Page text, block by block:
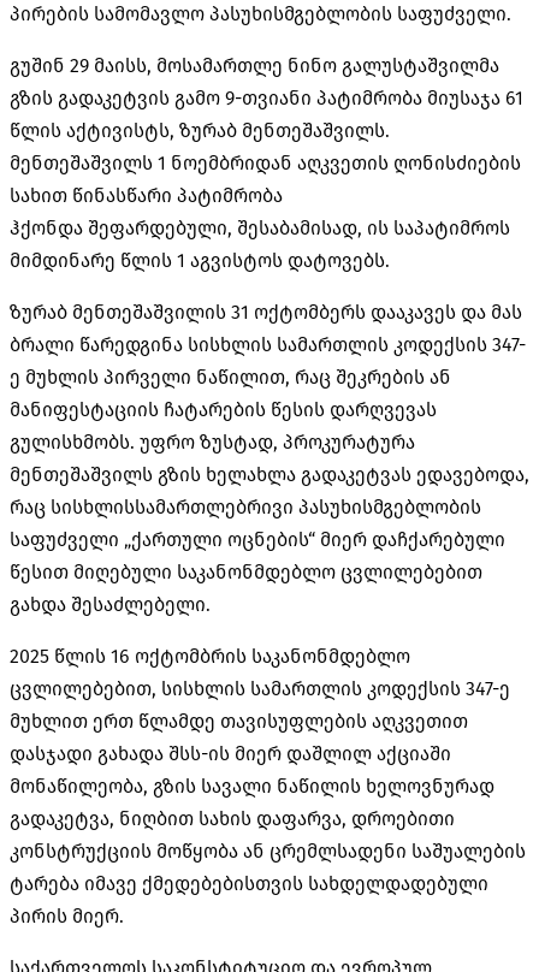
პირების სამომავლო პასუხისმგებლობის საფუძველი.
გუშინ 29 მაისს, მოსამართლე ნინო გალუსტაშვილმა
გზის გადაკეტვის გამო 9-თვიანი პატიმრობა მიუსაჯა 61
წლის აქტივისტს, ზურაბ მენთეშაშვილს.
მენთეშაშვილს 1 ნოემბრიდან აღკვეთის ღონისძიების
სახით წინასწარი პატიმრობა
ჰქონდა შეფარდებული, შესაბამისად, ის საპატიმროს
მიმდინარე წლის 1 აგვისტოს დატოვებს.
ზურაბ მენთეშაშვილის 31 ოქტომბერს დააკავეს და მას
ბრალი წარედგინა სისხლის სამართლის კოდექსის 347-
ე მუხლის პირველი ნაწილით, რაც შეკრების ან
მანიფესტაციის ჩატარების წესის დარღვევას
გულისხმობს. უფრო ზუსტად, პროკურატურა
მენთეშაშვილს გზის ხელახლა გადაკეტვას ედავებოდა,
რაც სისხლისსამართლებრივი პასუხისმგებლობის
საფუძველი „ქართული ოცნების“ მიერ დაჩქარებული
წესით მიღებული საკანონმდებლო ცვლილებებით
გახდა შესაძლებელი.
2025 წლის 16 ოქტომბრის საკანონმდებლო
ცვლილებებით, სისხლის სამართლის კოდექსის 347-ე
მუხლით ერთ წლამდე თავისუფლების აღკვეთით
დასჯადი გახადა შსს-ის მიერ დაშლილ აქციაში
მონაწილეობა, გზის სავალი ნაწილის ხელოვნურად
გადაკეტვა, ნიღბით სახის დაფარვა, დროებითი
კონსტრუქციის მოწყობა ან ცრემლსადენი საშუალების
ტარება იმავე ქმედებებისთვის სახდელდადებული
პირის მიერ.
საქართველოს საკონსტიტუციო და ევროპულ